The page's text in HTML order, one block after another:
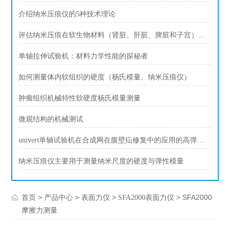
介绍纳米压痕仪的5种技术理论
评估纳米压痕在软生物材料（肾脏、肝脏、脾脏和子宫）硬度测量中的应用
单轴拉伸试验机：材料力学性能的探秘者
如何测量体内软组织的硬度（杨氏模量、纳米压痕仪）
肿瘤组织机械特性软硬度杨氏模量测量
微观结构的机械测试
univert单轴试验机在合成网在腹壁疝修复中的应用的高弹性表征
纳米压痕仪主要用于测量纳米尺度的硬度与弹性模量
首页 > 产品中心 >表面力仪 > SFA2000表面力仪 > SFA2000
摩擦力测量